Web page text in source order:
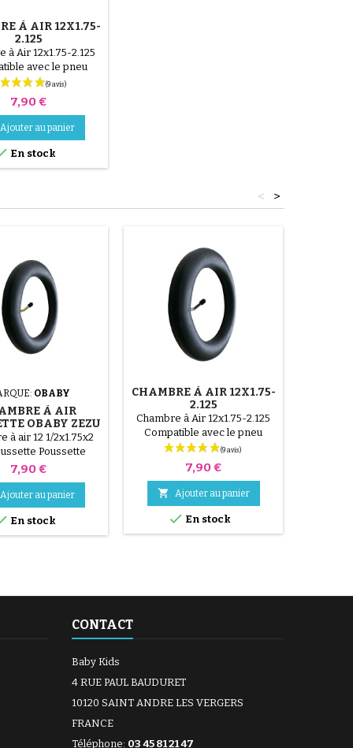
À AIR 12X1.75-
2.125
à Air 12x1.75-2.125
avec le pneu
12x1.8 12x2.125
4 121/2x1.75x21/4
Prix
7,90 €
Ajouter au panier
En stock
>
<
OBABY
À AIR
OBABY ZEZU
à air 12 1/2x1.75x2
Poussette
Obaby Zezu
Prix
7,90 €
Ajouter au panier
En stock
CHAMBRE À AIR 12X1.75-
2.125
Chambre à Air 12x1.75-2.125
Compatible avec le pneu
12x1.75 12x1.8 12x2.125
Prix
7,90 €
 Ajouter au panier
 En stock
CONTACT
Baby Kids
4 RUE PAUL BAUDURET
10120 SAINT ANDRE LES VERGERS
FRANCE
Téléphone: 03 45 81 21 47